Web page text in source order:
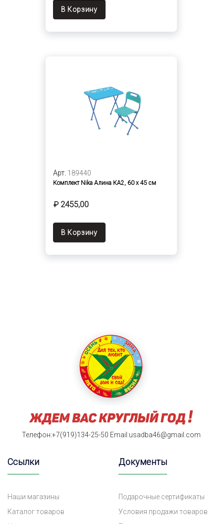
В Корзину
Арт. 189440
Комплект Nika Алина КА2, 60 x 45 см
₽ 2455,00
В Корзину
Телефон:+7(919)134-25-50 Email:usadba46@gmail.com
Ссылки
Наши магазины
Каталог товаров
Документы
Подарочные сертификаты
Условия продажи товаров